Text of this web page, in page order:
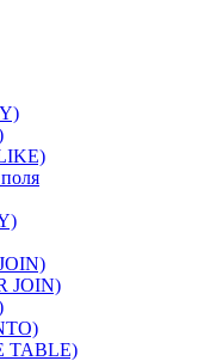
JOIN)
TABLE)